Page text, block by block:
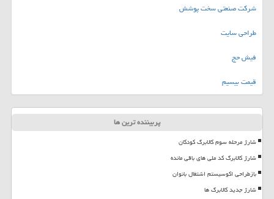
شرکت صنعتی سخت پوشش
طراحی سایت
فیش حج
قیمت بیسیم
پربیننده ترین ها
شارژ مرحله سوم کالابرگ کودکان
شارژ کالابرگ کد ملی های باقی مانده
بازطراحی اکوسیستم اشتغال بانوان
شارژ جدید کالابرگ ها